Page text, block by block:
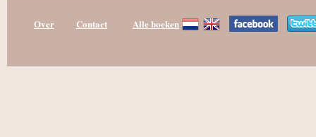
Over Contact Alle boeken